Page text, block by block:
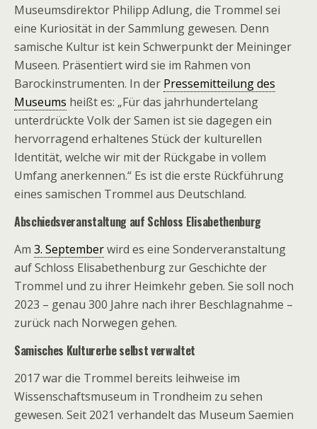
Museumsdirektor Philipp Adlung, die Trommel sei
eine Kuriosität in der Sammlung gewesen. Denn
samische Kultur ist kein Schwerpunkt der Meininger
Museen. Präsentiert wird sie im Rahmen von
Barockinstrumenten. In der Pressemitteilung des
Museums heißt es: „Für das jahrhundertelang
unterdrückte Volk der Samen ist sie dagegen ein
hervorragend erhaltenes Stück der kulturellen
Identität, welche wir mit der Rückgabe in vollem
Umfang anerkennen.“ Es ist die erste Rückführung
eines samischen Trommel aus Deutschland.
Abschiedsveranstaltung auf Schloss Elisabethenburg
Am 3. Septemberwird es eine Sonderveranstaltung
auf Schloss Elisabethenburg zur Geschichte der
Trommel und zu ihrer Heimkehr geben. Sie soll noch
2023 – genau 300 Jahre nach ihrer Beschlagnahme –
zurück nach Norwegen gehen.
Samisches Kulturerbe selbst verwaltet
2017 war die Trommel bereits leihweise im
Wissenschaftsmuseum in Trondheim zu sehen
gewesen. Seit 2021 verhandelt das Museum Saemien